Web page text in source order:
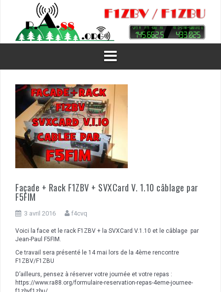
Façade + Rack F1ZBV + SVXCard V. 1.10 câblage par
F5FIM
3 avril 2016 f4cvq
Voici la face et le rack F1ZBV + la SVXCard V.1.10 et le câblage par
Jean-Paul F5FIM.
Ce travail sera présenté le 14 mai lors de la 4ème rencontre
F1ZBV/F1ZBU
D’ailleurs, pensez à réserver votre journée et votre repas :
https://www.ra88.org/formulaire-reservation-repas-4eme-journee-